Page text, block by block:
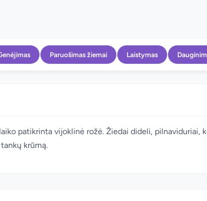
Paruošimas žiemai Laistymas
patikrinta vijoklinė rožė. Žiedai dideli, pilnaviduriai,
krūmą.